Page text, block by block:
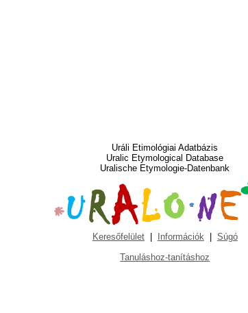
Uráli Etimológiai Adatbázis
Uralic Etymological Database
Uralische Etymologie-Datenbank
Keresőfelület| Információk| Súgó
Tanuláshoz-tanításhoz